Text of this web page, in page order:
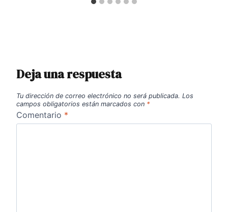
Deja una respuesta
Tu dirección de correo electrónico no será publicada. Los
campos obligatorios están marcados con *
Comentario *